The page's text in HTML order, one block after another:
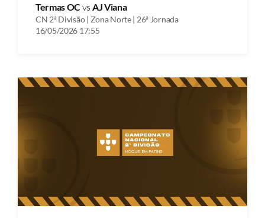
Termas OCvs AJ Viana
CN 2ª Divisão | Zona Norte | 26ª Jornada
16/05/2026 17:55